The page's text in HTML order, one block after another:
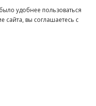
удобнее пользоваться
вы соглашаетесь c